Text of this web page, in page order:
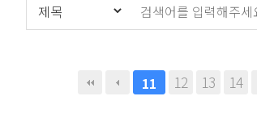
11 12 13 14